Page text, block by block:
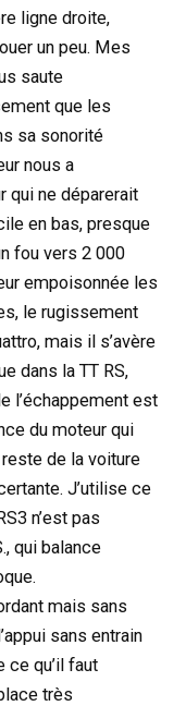
ligne droite,
un peu. Mes
saute
que les
sa sonorité
nous a
qui ne déparerait
en bas, presque
fou vers 2 000
empoisonnée les
le rugissement
mais il s’avère
dans la TT RS,
l’échappement est
du moteur qui
de la voiture
J’utilise ce
n’est pas
qui balance
mais sans
sans entrain
ce qu’il faut
très